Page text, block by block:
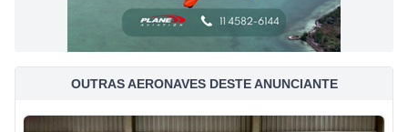
OUTRAS AERONAVES DESTE ANUNCIANTE